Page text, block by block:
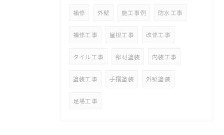
補修 外壁 施工事例 防水工事
補修工事 屋根工事 改修工事
タイル工事 部材塗装 内装工事
塗装工事 手摺塗装 外壁塗装
足場工事